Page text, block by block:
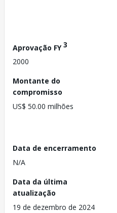
Aprovação FY3
2000
Montante do
compromisso
US$ 50.00 milhões
Data de encerramento
N/A
Data da última
atualização
19 de dezembro de 2024